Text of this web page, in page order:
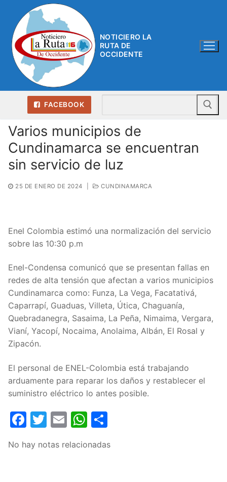
contenido
NOTICIERO LA
RUTA DE
OCCIDENTE
FACEBOOK
Varios municipios de
Cundinamarca se encuentran
sin servicio de luz
25 DE ENERO DE 2024 CUNDINAMARCA
Enel Colombia estimó una normalización del servicio
sobre las 10:30 p.m
Enel-Condensa comunicó que se presentan fallas en
redes de alta tensión que afectan a varios municipios
Cundinamarca como: Funza, La Vega, Facatativá,
Caparrapí, Guaduas, Villeta, Útica, Chaguanía,
Quebradanegra, Sasaima, La Peña, Nimaima, Vergara,
Vianí, Yacopí, Nocaima, Anolaima, Albán, El Rosal y
Zipacón.
El personal de ENEL-Colombia está trabajando
arduamente para reparar los daños y restablecer el
suministro eléctrico lo antes posible.
Facebook
Twitter
EmailWhatsApp
No hay notas relacionadas